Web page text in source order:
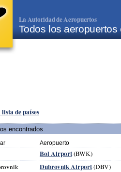
La Autoridad de Aeropuertos
Todos los aeropuertos
de países
encontrados
Aeropuerto
Bol Airport(BWK)
Dubrovnik Airport(DBV)